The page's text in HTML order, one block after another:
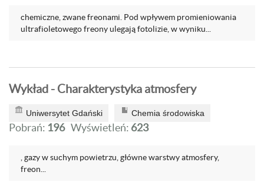
chemiczne, zwane freonami. Pod wpływem promieniowania
ultrafioletowego freony ulegają fotolizie, w wyniku...
Wykład - Charakterystyka atmosfery
Uniwersytet Gdański Chemia środowiska
Pobrań: 196 Wyświetleń: 623
, gazy w suchym powietrzu, główne warstwy atmosfery,
freon...